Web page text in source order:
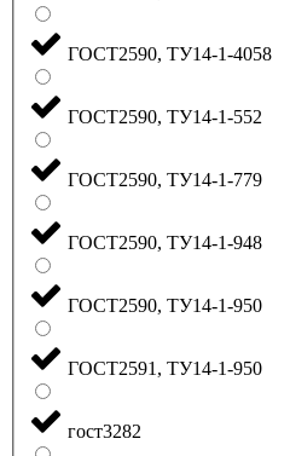
ГОСТ2590, ТУ14-1-4058
ГОСТ2590, ТУ14-1-552
ГОСТ2590, ТУ14-1-779
ГОСТ2590, ТУ14-1-948
ГОСТ2590, ТУ14-1-950
ГОСТ2591, ТУ14-1-950
гост3282